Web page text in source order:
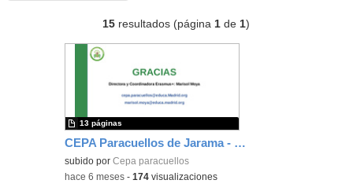
15 resultados (página1 de1)
CEPA Paracuellos de Jarama - 2025. I Encuentro InterCEPA
subido porCepa paracuellos
13 páginas
-hace 6 meses -174 visualizaciones